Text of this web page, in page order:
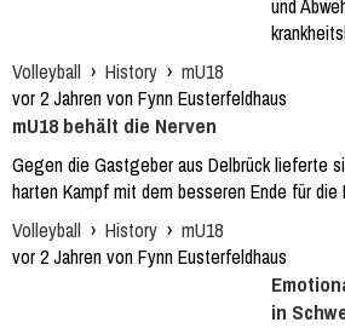
und
Volleyball › History › mU18
vor 2 Jahren von Fynn Eusterfeldhaus
mU18 behält die Nerven
Gegen die Gastgeber aus Delbrück lieferte
harten Kampf mit dem besseren Ende für
Volleyball › History › mU18
vor 2 Jahren von Fynn Eusterfeldhaus
in